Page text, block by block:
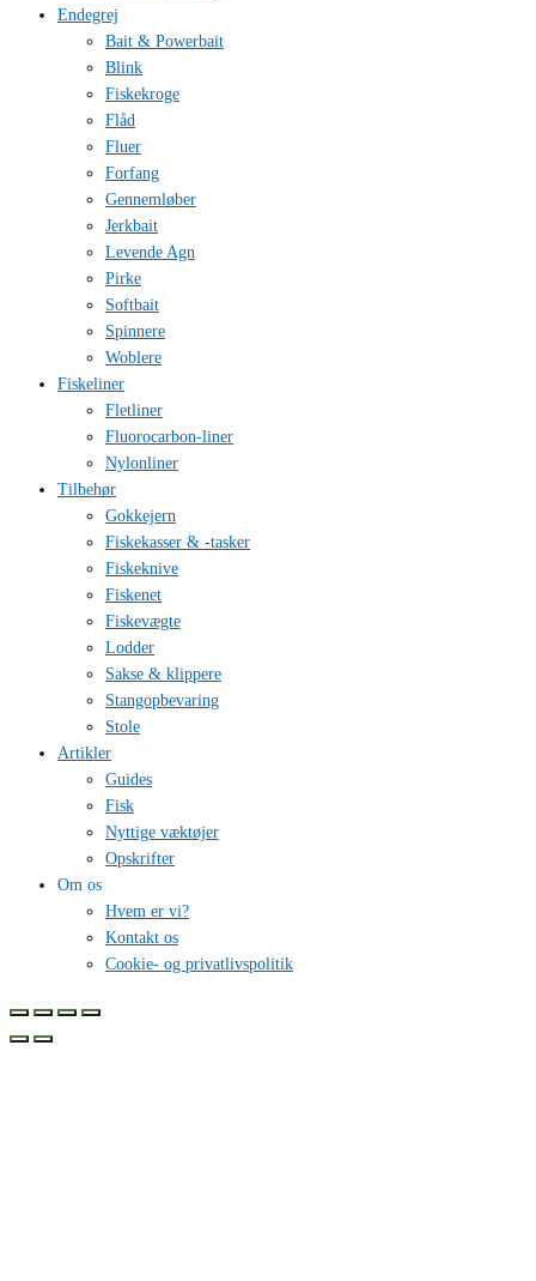
Endegrej
Bait & Powerbait
Blink
Fiskekroge
Flåd
Fluer
Forfang
Gennemløber
Jerkbait
Levende Agn
Pirke
Softbait
Spinnere
Woblere
Fiskeliner
Fletliner
Fluorocarbon-liner
Nylonliner
Tilbehør
Gokkejern
Fiskekasser & -tasker
Fiskeknive
Fiskenet
Fiskevægte
Lodder
Sakse & klippere
Stangopbevaring
Stole
Artikler
Guides
Fisk
Nyttige væktøjer
Opskrifter
Om os
Hvem er vi?
Kontakt os
Cookie- og privatlivspolitik